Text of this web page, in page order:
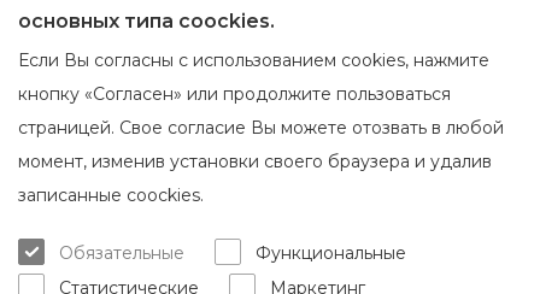
О Brasta Glass
Карьера
Обслуживание клиентов
Гарантия и обслуживание
основных типа coockies.
Если Вы согласны с использованием cookies, нажмите
кнопку «Согласен» или продолжите пользоваться
страницей. Свое согласие Вы можете отозвать в любой
момент, изменив установки своего браузера и удалив
записанные coockies.
Обязательные
Функциональные
Статистические
Маркетинг